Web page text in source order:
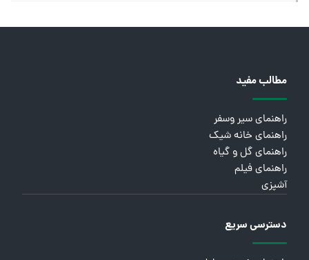
مطالب مفید
راهنمای سیر وسفر
راهنمای خانه شیک
راهنمای گل و گیاه
راهنمای فیلم
آشپزی
دسترسی سریع